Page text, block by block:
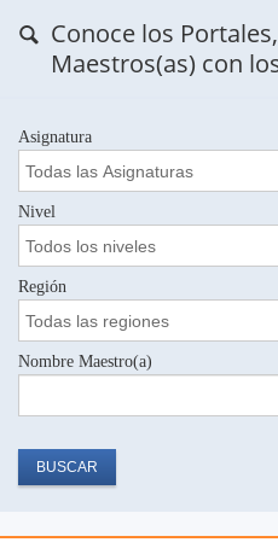
Conoce los
Maestros(as) con
Asignatura
Nivel
Región
Nombre Maestro(a)